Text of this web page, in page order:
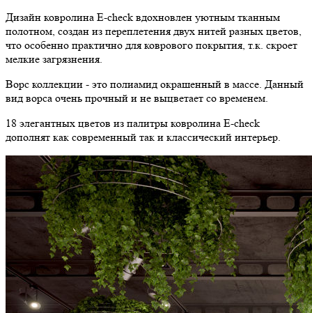
Дизайн ковролина E-check вдохновлен уютным тканным
полотном, создан из переплетения двух нитей разных цветов,
что особенно практично для коврового покрытия, т.к. скроет
мелкие загрязнения.
Ворс коллекции - это полиамид окрашенный в массе. Данный
вид ворса очень прочный и не выцветает со временем.
18 элегантных цветов из палитры ковролина E-check
дополнят как современный так и классический интерьер.